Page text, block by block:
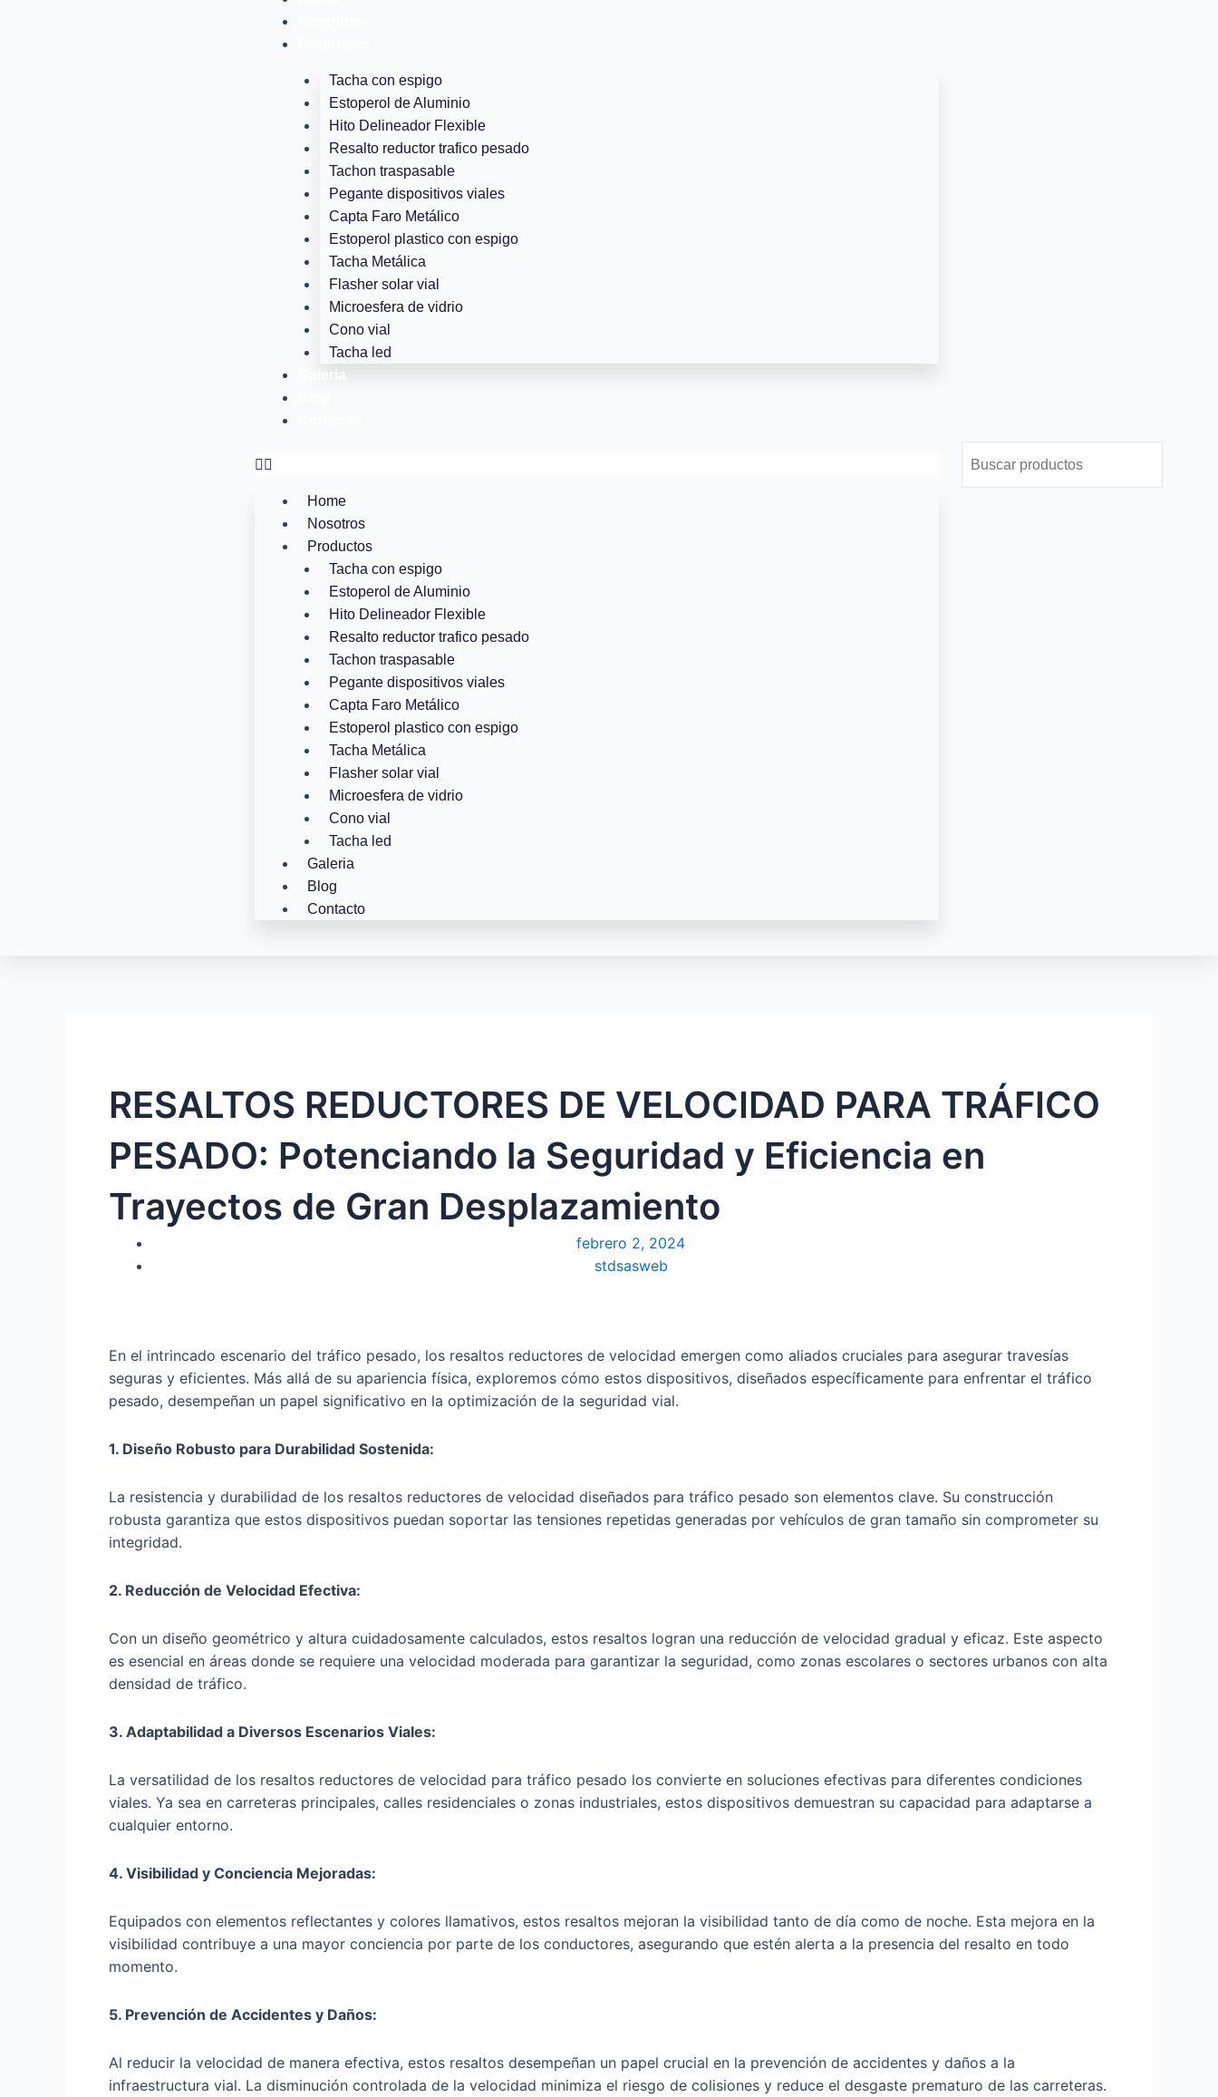
Tacha con espigo
Estoperol de Aluminio
Hito Delineador Flexible
Resalto reductor trafico pesado
Tachon traspasable
Pegante dispositivos viales
Capta Faro Metálico
Estoperol plastico con espigo
Tacha Metálica
Flasher solar vial
Microesfera de vidrio
Cono vial
Tacha led
Galeria
Home
Nosotros
Productos
Tacha con espigo
Estoperol de Aluminio
Hito Delineador Flexible
Resalto reductor trafico pesado
Tachon traspasable
Pegante dispositivos viales
Capta Faro Metálico
Estoperol plastico con espigo
Tacha Metálica
Flasher solar vial
Microesfera de vidrio
Cono vial
Tacha led
Galeria
Blog
Contacto
RESALTOS REDUCTORES DE VELOCIDAD PARA TRÁFICO
PESADO: Potenciando la Seguridad y Eficiencia en
Trayectos de Gran Desplazamiento
febrero 2, 2024
stdsasweb
En el intrincado escenario del tráfico pesado, los resaltos reductores de velocidad emergen como aliados cruciales para asegurar travesías
seguras y eficientes. Más allá de su apariencia física, exploremos cómo estos dispositivos, diseñados específicamente para enfrentar el tráfico
pesado, desempeñan un papel significativo en la optimización de la seguridad vial.
1. Diseño Robusto para Durabilidad Sostenida:
La resistencia y durabilidad de los resaltos reductores de velocidad diseñados para tráfico pesado son elementos clave. Su construcción
robusta garantiza que estos dispositivos puedan soportar las tensiones repetidas generadas por vehículos de gran tamaño sin comprometer su
integridad.
2. Reducción de Velocidad Efectiva:
Con un diseño geométrico y altura cuidadosamente calculados, estos resaltos logran una reducción de velocidad gradual y eficaz. Este aspecto
es esencial en áreas donde se requiere una velocidad moderada para garantizar la seguridad, como zonas escolares o sectores urbanos con alta
densidad de tráfico.
3. Adaptabilidad a Diversos Escenarios Viales:
La versatilidad de los resaltos reductores de velocidad para tráfico pesado los convierte en soluciones efectivas para diferentes condiciones
viales. Ya sea en carreteras principales, calles residenciales o zonas industriales, estos dispositivos demuestran su capacidad para adaptarse a
cualquier entorno.
4. Visibilidad y Conciencia Mejoradas:
Equipados con elementos reflectantes y colores llamativos, estos resaltos mejoran la visibilidad tanto de día como de noche. Esta mejora en la
visibilidad contribuye a una mayor conciencia por parte de los conductores, asegurando que estén alerta a la presencia del resalto en todo
momento.
5. Prevención de Accidentes y Daños:
Al reducir la velocidad de manera efectiva, estos resaltos desempeñan un papel crucial en la prevención de accidentes y daños a la
infraestructura vial. La disminución controlada de la velocidad minimiza el riesgo de colisiones y reduce el desgaste prematuro de las carreteras.